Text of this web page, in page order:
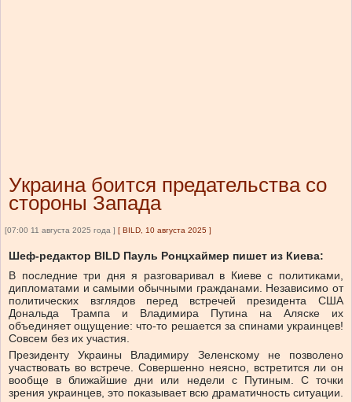
Украина боится предательства со
стороны Запада
[07:00 11 августа 2025 года ] [ BILD, 10 августа 2025 ]
Шеф-редактор BILD Пауль Ронцхаймер пишет из Киева:
В последние три дня я разговаривал в Киеве с политиками,
дипломатами и самыми обычными гражданами. Независимо от
политических взглядов перед встречей президента США
Дональда Трампа и Владимира Путина на Аляске их
объединяет ощущение: что-то решается за спинами украинцев!
Совсем без их участия.
Президенту Украины Владимиру Зеленскому не позволено
участвовать во встрече. Совершенно неясно, встретится ли он
вообще в ближайшие дни или недели с Путиным. С точки
зрения украинцев, это показывает всю драматичность ситуации.